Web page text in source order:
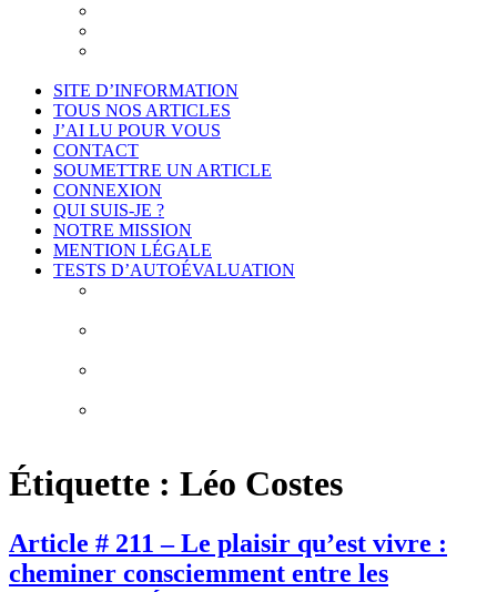
SITE D’INFORMATION
TOUS NOS ARTICLES
J’AI LU POUR VOUS
CONTACT
SOUMETTRE UN ARTICLE
CONNEXION
QUI SUIS-JE ?
NOTRE MISSION
MENTION LÉGALE
TESTS D’AUTOÉVALUATION
Étiquette : Léo Costes
Article # 211 – Le plaisir qu’est vivre :
cheminer consciemment entre les